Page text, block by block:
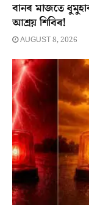
বানৰ মাজতে
আশ্ৰয় শিবিৰ!
AUGUST 8, 2026